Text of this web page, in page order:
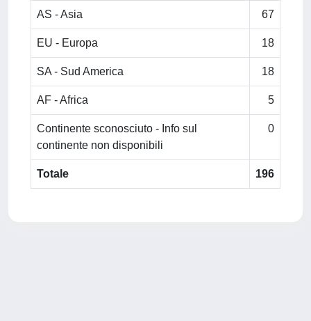
AS - Asia 67
EU - Europa 18
SA - Sud America 18
AF - Africa 5
Continente sconosciuto - Info sul
continente non disponibili
0
Totale 196